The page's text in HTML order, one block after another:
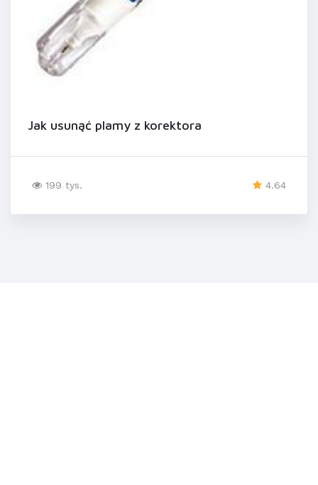
Jak usunąć plamy z korektora
199 tys. 4.64